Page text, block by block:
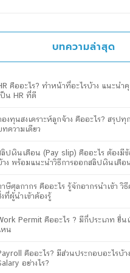
บทความล่าสุด
คืออะไร? ทำหน้าที่อะไรบ้าง แนะนำ
ป็น HR ที่ดี
องทุนสงเคราะห์ลูกจ้าง คืออะไร? สรุปทุ
ทความเดียว
ลิปเงินเดือน (Pay slip) คืออะไร ต้องมีข้
าง พร้อมแนะนำวิธีการออกสลิปเงินเดือ
าษีศุลกากร คืออะไร รู้จักอากรนำเข้า วิ
งที่ผู้นำเข้าต้องรู้
Permit คืออะไร ? มีกี่ประเภท ยื่น
หน
คืออะไร? มีส่วนประกอบอะไรบ้า
อย่างไร?